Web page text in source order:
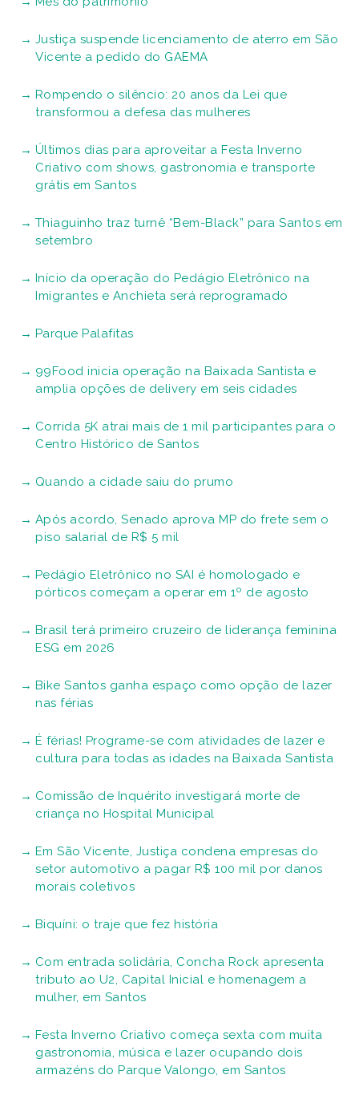
Justiça suspende licenciamento de aterro em São
Vicente a pedido do GAEMA
Rompendo o silêncio: 20 anos da Lei que
transformou a defesa das mulheres
Últimos dias para aproveitar a Festa Inverno
Criativo com shows, gastronomia e transporte
grátis em Santos
Thiaguinho traz turnê “Bem-Black” para Santos em
setembro
Início da operação do Pedágio Eletrônico na
Imigrantes e Anchieta será reprogramado
Parque Palafitas
99Food inicia operação na Baixada Santista e
amplia opções de delivery em seis cidades
Corrida 5K atrai mais de 1 mil participantes para o
Centro Histórico de Santos
Quando a cidade saiu do prumo
Após acordo, Senado aprova MP do frete sem o
piso salarial de R$ 5 mil
Pedágio Eletrônico no SAI é homologado e
pórticos começam a operar em 1º de agosto
Brasil terá primeiro cruzeiro de liderança feminina
ESG em 2026
Bike Santos ganha espaço como opção de lazer
nas férias
É férias! Programe-se com atividades de lazer e
cultura para todas as idades na Baixada Santista
Comissão de Inquérito investigará morte de
criança no Hospital Municipal
Em São Vicente, Justiça condena empresas do
setor automotivo a pagar R$ 100 mil por danos
morais coletivos
Biquíni: o traje que fez história
Com entrada solidária, Concha Rock apresenta
tributo ao U2, Capital Inicial e homenagem a
mulher, em Santos
Festa Inverno Criativo começa sexta com muita
gastronomia, música e lazer ocupando dois
armazéns do Parque Valongo, em Santos